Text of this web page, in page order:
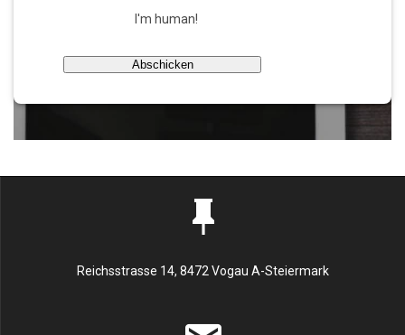
I'm human!
Abschicken
Reichsstrasse 14, 8472 Vogau A-Steiermark